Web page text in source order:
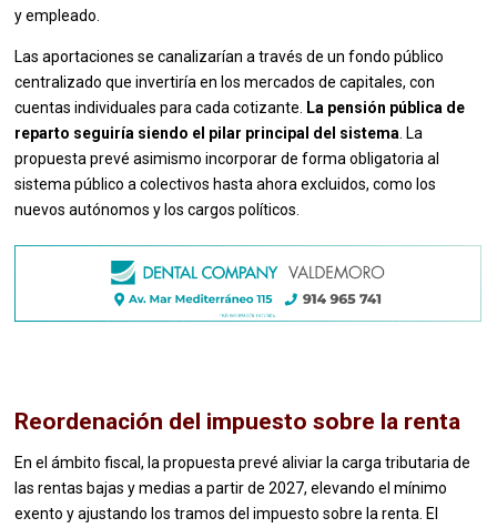
y empleado.
Las aportaciones se canalizarían a través de un fondo público
centralizado que invertiría en los mercados de capitales, con
cuentas individuales para cada cotizante.
La pensión pública de
reparto seguiría siendo el pilar principal del sistema . La
propuesta prevé asimismo incorporar de forma obligatoria al
sistema público a colectivos hasta ahora excluidos, como los
nuevos autónomos y los cargos políticos.
Reordenación del impuesto sobre la renta
En el ámbito fiscal, la propuesta prevé aliviar la carga tributaria de
las rentas bajas y medias a partir de 2027, elevando el mínimo
exento y ajustando los tramos del impuesto sobre la renta. El